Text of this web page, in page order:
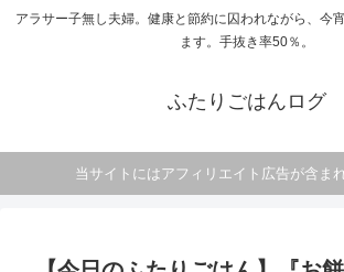
アラサー子無し夫婦。健康と節約に囚われながら、今
ます。手抜き率50％。
ふたりごはんログ
当サイトにはアフィリエイト広告が含ま